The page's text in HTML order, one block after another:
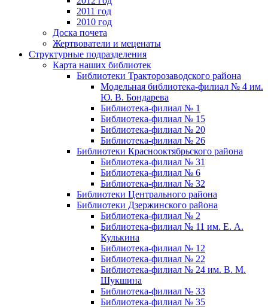
2011 год
2010 год
Доска почета
Жертвователи и меценаты
Структурные подразделения
Карта наших библиотек
Библиотеки Тракторозаводского района
Модельная библиотека-филиал № 4 им.
Ю. В. Бондарева
Библиотека-филиал № 1
Библиотека-филиал № 15
Библиотека-филиал № 20
Библиотека-филиал № 26
Библиотеки Краснооктябрьского района
Библиотека-филиал № 31
Библиотека-филиал № 6
Библиотека-филиал № 32
Библиотеки Центрального района
Библиотеки Дзержинского района
Библиотека-филиал № 2
Библиотека-филиал № 11 им. Е. А.
Кулькина
Библиотека-филиал № 12
Библиотека-филиал № 22
Библиотека-филиал № 24 им. В. М.
Шукшина
Библиотека-филиал № 33
Библиотека-филиал № 35